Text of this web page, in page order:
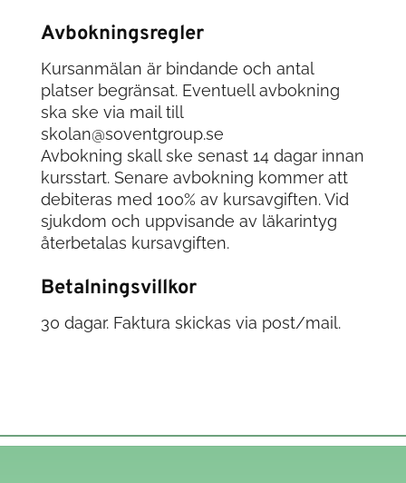
Avbokningsregler
Kursanmälan är bindande och antal
platser begränsat. Eventuell avbokning
ska ske via mail till
skolan@soventgroup.se
Avbokning skall ske senast 14 dagar innan
kursstart. Senare avbokning kommer att
debiteras med 100% av kursavgiften. Vid
sjukdom och uppvisande av läkarintyg
återbetalas kursavgiften.
Betalningsvillkor
30 dagar. Faktura skickas via post/mail.